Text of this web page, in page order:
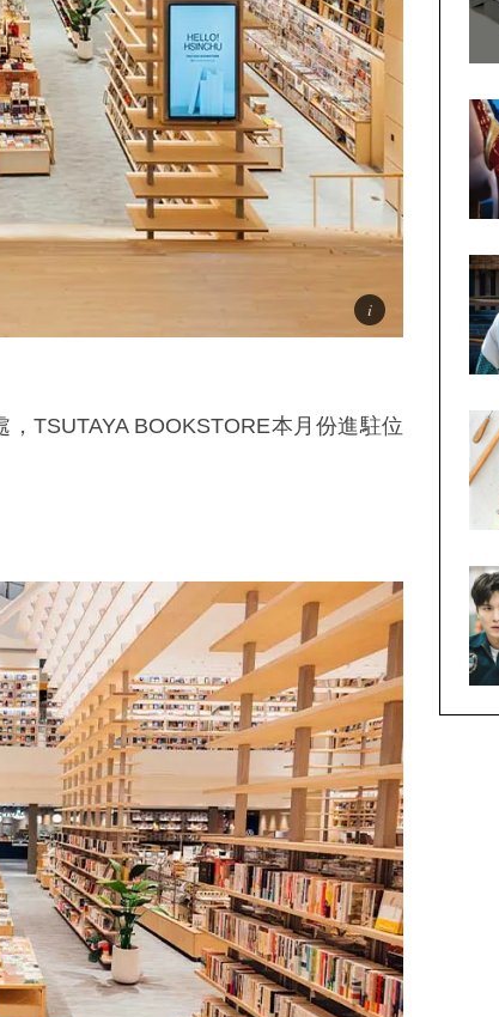
TSUTAYA BOOKSTORE本月份進駐位